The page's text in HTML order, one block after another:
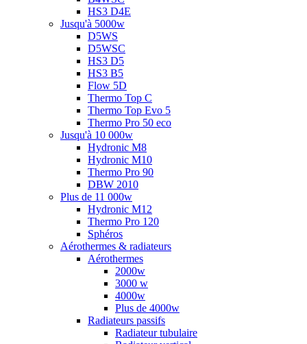
HS3 D4E
Jusqu'à 5000w
D5WS
D5WSC
HS3 D5
HS3 B5
Flow 5D
Thermo Top C
Thermo Top Evo 5
Thermo Pro 50 eco
Jusqu'à 10 000w
Hydronic M8
Hydronic M10
Thermo Pro 90
DBW 2010
Plus de 11 000w
Hydronic M12
Thermo Pro 120
Sphéros
Aérothermes & radiateurs
Aérothermes
2000w
3000 w
4000w
Plus de 4000w
Radiateurs passifs
Radiateur tubulaire